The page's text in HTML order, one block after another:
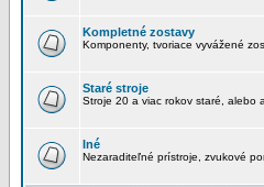
Kompletné zostavy
Komponenty, tvoriace vyvážené
Staré stroje
Stroje 20 a viac rokov staré, alebo
Iné
Nezaraditeľné prístroje, zvukové